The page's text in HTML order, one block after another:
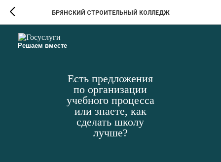
Решаем вместе
Есть предложения
по организации
учебного процесса
или знаете, как
сделать школу
лучше?
БРЯНСКИЙ СТРОИТЕЛЬНЫЙ КОЛЛЕДЖ